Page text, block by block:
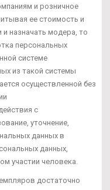
и розничное
ее стоимость и
назначать модера, то
персональных
системе
из такой системы
осуществленной без
с
уточнение,
данных в
данных,
участии человека.
достаточно